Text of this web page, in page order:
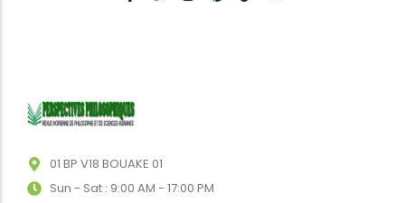
01 BP V18 BOUAKE 01
Sun - Sat : 9:00 AM - 17:00 PM